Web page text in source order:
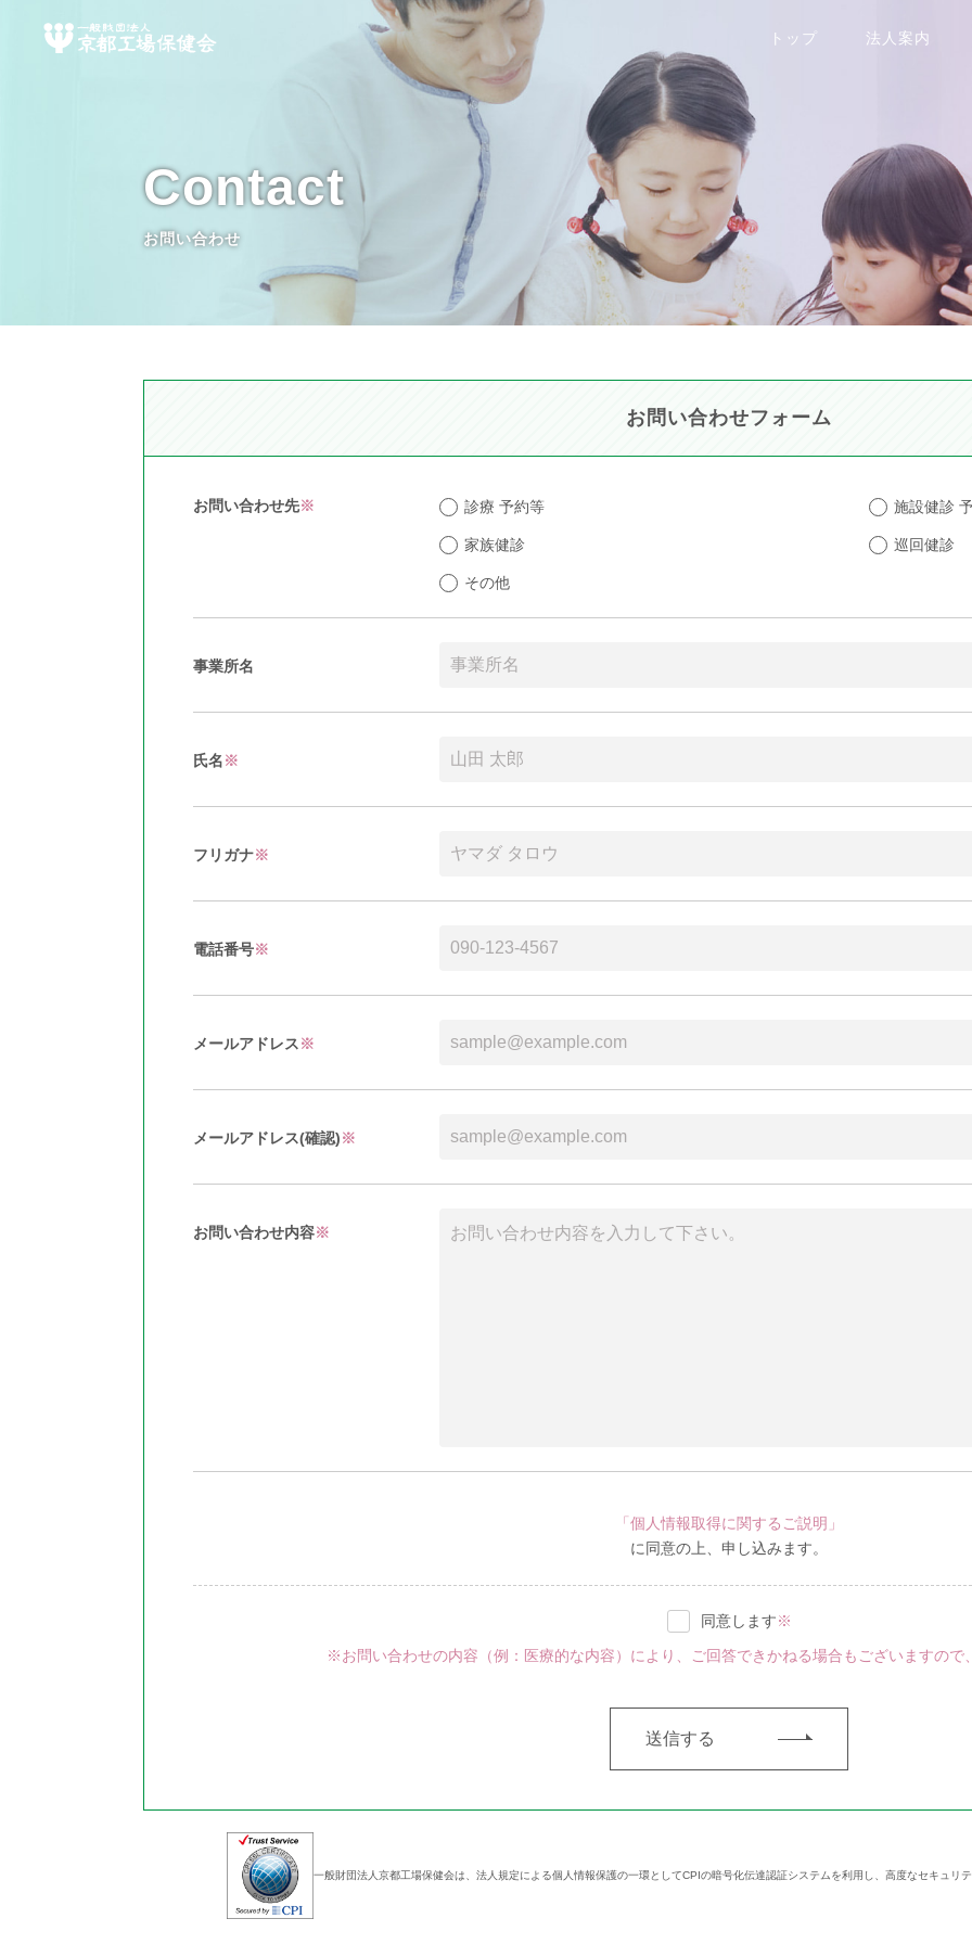
トップ 法人案内
Contact
お問い合わせ
お問い合わせフォーム
お問い合わせ先※ 診療 予約等 施設健診
家族健診 巡回健診
その他
事業所名
氏名※
フリガナ※
電話番号※
メールアドレス※
メールアドレス(確認)※
お問い合わせ内容※
「個人情報取得に関するご説明」
に同意の上、申し込みます。
同意します※
※お問い合わせの内容（例：医療的な内容）により、ご回答できかねる場合もございますので
一般財団法人京都工場保健会は、法人規定による個人情報保護の一環としてCPIの暗号化伝達認証システムを利用し、高度なセキュリ